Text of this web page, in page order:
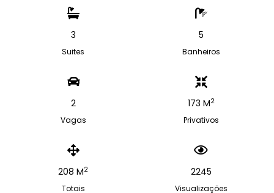
3
Suites
5
Banheiros
2
Vagas
173 M2
Privativos
208 M2
Totais
2245
Visualizações